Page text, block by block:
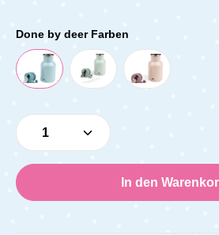
Done by deer Farben
Produkt Anzahl: Gib den
In den